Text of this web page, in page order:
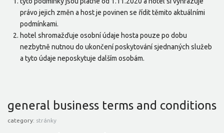
právo jejich změn a host je povinen se řídit těmito aktuálními
podmínkami.
hotel shromažďuje osobní údaje hosta pouze po dobu
nezbytně nutnou do ukončení poskytování sjednaných služeb
a tyto údaje neposkytuje dalším osobám.
general business terms and conditions
category: stránky